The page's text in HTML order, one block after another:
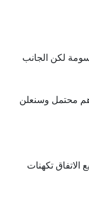
لكن الجانب
محتمل وسنعلن
تكهنات